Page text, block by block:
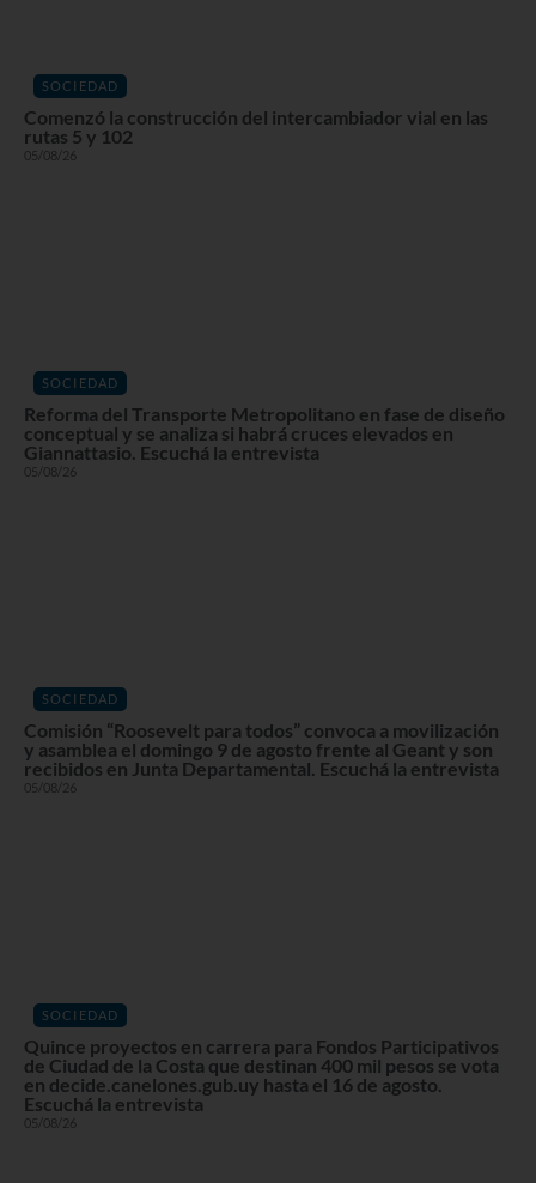
SOCIEDAD
Comenzó la construcción del intercambiador vial en las
rutas 5 y 102
05/08/26
SOCIEDAD
Reforma del Transporte Metropolitano en fase de diseño
conceptual y se analiza si habrá cruces elevados en
Giannattasio. Escuchá la entrevista
05/08/26
SOCIEDAD
Comisión “Roosevelt para todos” convoca a movilización
y asamblea el domingo 9 de agosto frente al Geant y son
recibidos en Junta Departamental. Escuchá la entrevista
05/08/26
SOCIEDAD
Quince proyectos en carrera para Fondos Participativos
de Ciudad de la Costa que destinan 400 mil pesos se vota
en decide.canelones.gub.uy hasta el 16 de agosto.
Escuchá la entrevista
05/08/26